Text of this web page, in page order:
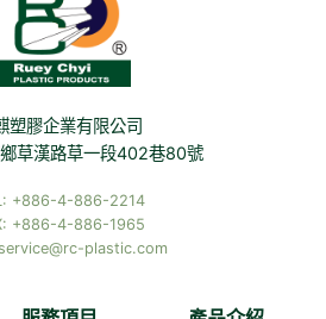
塑膠企業有限公司
草漢路草一段402巷80號
+886-4-886-2214
+886-4-886-1965
plastic.com